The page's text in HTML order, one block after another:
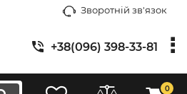
Зворотній зв'язок
+38(096) 398-33-81
0